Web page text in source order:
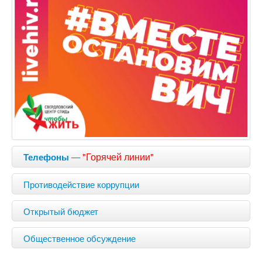
Телефоны —"Горячей линии"
Противодействие коррупции
Открытый бюджет
Общественное обсуждение